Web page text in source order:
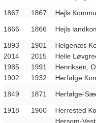
1867 1867 Hejls
1866 1866 Hejls
1893 1901
Helgenæs
2014
2015
Helle
1985
1991
Henriksen,
1902
1932 Herfølge
1849 1871 Herfølge-
1918 1960 Herrested
Hersom-